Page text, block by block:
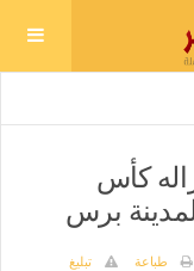
كأس
برس
طباعة
تبليغ